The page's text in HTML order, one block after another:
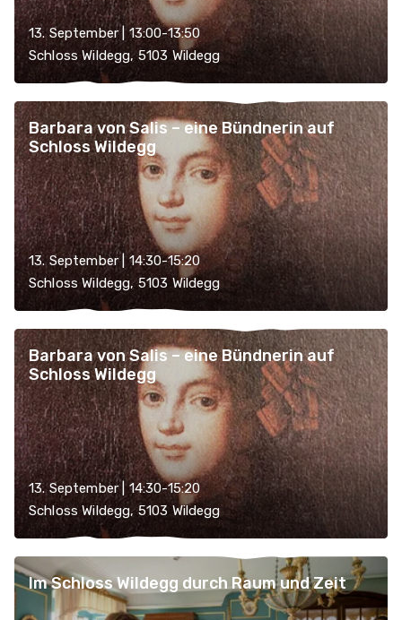
13. September | 13:00-13:50
Schloss Wildegg, 5103 Wildegg
Barbara von Salis – eine Bündnerin auf
Schloss Wildegg
13. September | 14:30-15:20
Schloss Wildegg, 5103 Wildegg
Barbara von Salis – eine Bündnerin auf
Schloss Wildegg
13. September | 14:30-15:20
Schloss Wildegg, 5103 Wildegg
Im Schloss Wildegg durch Raum und Zeit